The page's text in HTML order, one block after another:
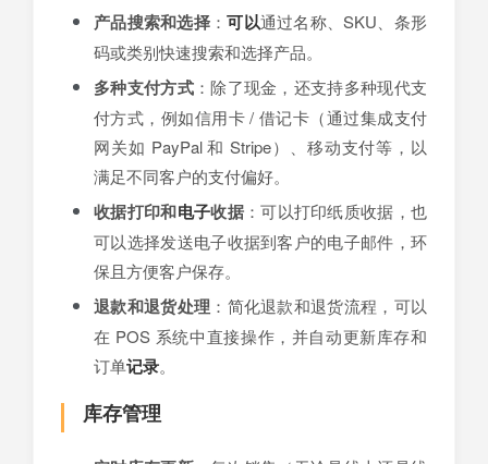
产品搜索和选择：可以通过名称、SKU、条形
码或类别快速搜索和选择产品。
多种支付方式：除了现金，还支持多种现代支
付方式，例如信用卡 / 借记卡（通过集成支付
网关如 PayPal 和 Stripe）、移动支付等，以
满足不同客户的支付偏好。
收据打印和电子收据：可以打印纸质收据，也
可以选择发送电子收据到客户的电子邮件，环
保且方便客户保存。
退款和退货处理 ：简化退款和退货流程，可以
在 POS 系统中直接操作，并自动更新库存和
订单记录。
库存管理